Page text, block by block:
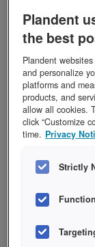
Plandent
the best
Plandent
and personalize
platforms and
products, and
allow all cookies.
click “Customize
time. Privacy
Strictly